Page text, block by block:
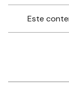
Este